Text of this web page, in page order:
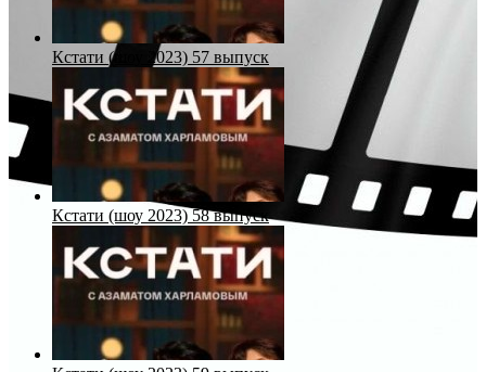
Кстати (шоу 2023) 57 выпуск
Кстати (шоу 2023) 58 выпуск